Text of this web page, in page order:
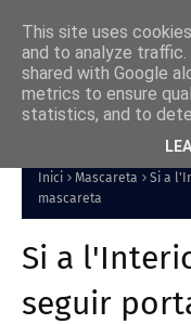
Inici Mascareta
Si a
mascareta
Si a
seguir
This site uses
and to analyze traffic.
shared with Google
metrics to ensure
statistics, and to